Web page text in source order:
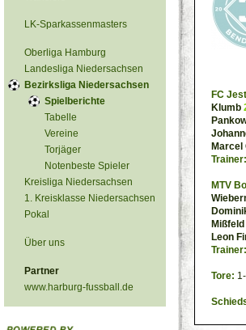
LK-Sparkassenmasters
Oberliga Hamburg
Landesliga Niedersachsen
Bezirksliga Niedersachsen
Spielberichte
Tabelle
Vereine
Torjäger
Notenbeste Spieler
Kreisliga Niedersachsen
1. Kreisklasse Niedersachsen
Pokal
Über uns
Partner
www.harburg-fussball.de
FC
Klumb
Marcel
Trainer:
MTV
Mißfeld
Leon
Trainer:
Tore: